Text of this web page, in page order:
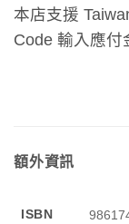
本店支援
Code 輸入應付
額外資訊
ISBN